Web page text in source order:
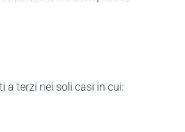
a terzi nei soli casi in cui: